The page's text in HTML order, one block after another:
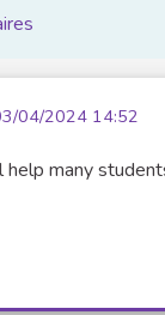
04/2024 14:52
help many